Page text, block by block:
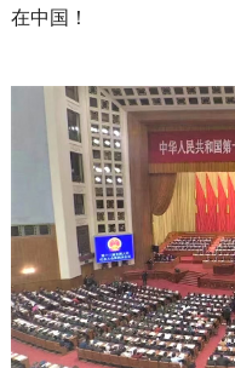
在中国！